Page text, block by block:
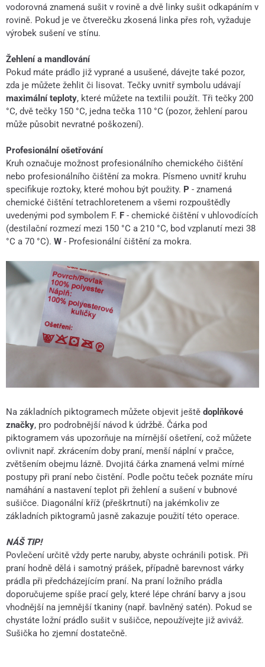
vodorovná znamená sušit v rovině a dvě linky sušit odkapáním v
rovině. Pokud je ve čtverečku zkosená linka přes roh, vyžaduje
výrobek sušení ve stínu.
Žehlení a mandlování
Pokud máte prádlo již vyprané a usušené, dávejte také pozor,
zda je můžete žehlit či lisovat. Tečky uvnitř symbolu udávají
maximální teploty, které můžete na textilii použít. Tři tečky 200
°C, dvě tečky 150 °C, jedna tečka 110 °C (pozor, žehlení parou
může působit nevratné poškození).
Profesionální ošetřování
Kruh označuje možnost profesionálního chemického čištění
nebo profesionálního čištění za mokra. Písmeno uvnitř kruhu
specifikuje roztoky, které mohou být použity. P - znamená
chemické čištění tetrachloretenem a všemi rozpouštědly
uvedenými pod symbolem F. F - chemické čištění v uhlovodících
(destilační rozmezí mezi 150 °C a 210 °C, bod vzplanutí mezi 38
°C a 70 °C). W - Profesionální čištění za mokra.
Na základních piktogramech můžete objevit ještě doplňkové
značky, pro podrobnější návod k údržbě. Čárka pod
piktogramem vás upozorňuje na mírnější ošetření, což můžete
ovlivnit např. zkrácením doby praní, menší náplní v pračce,
zvětšením obejmu lázně. Dvojitá čárka znamená velmi mírné
postupy při praní nebo čistění. Podle počtu teček poznáte míru
namáhání a nastavení teplot při žehlení a sušení v bubnové
sušičce. Diagonální kříž (přeškrtnutí) na jakémkoliv ze
základních piktogramů jasně zakazuje použití této operace.
NÁŠ TIP!
Povlečení určitě vždy perte naruby, abyste ochránili potisk. Při
praní hodně dělá i samotný prášek, případně barevnost várky
prádla při předcházejícím praní. Na praní ložního prádla
doporučujeme spíše prací gely, které lépe chrání barvy a jsou
vhodnější na jemnější tkaniny (např. bavlněný satén). Pokud se
chystáte ložní prádlo sušit v sušičce, nepoužívejte již aviváž.
Sušička ho zjemní dostatečně.